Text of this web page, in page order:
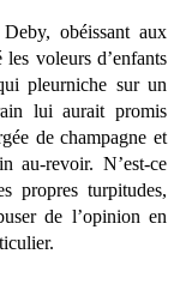
obéissant aux
voleurs d’enfants
pleurniche sur un
lui aurait promis
de champagne et
au-revoir. N’est-ce
propres turpitudes,
de l’opinion en